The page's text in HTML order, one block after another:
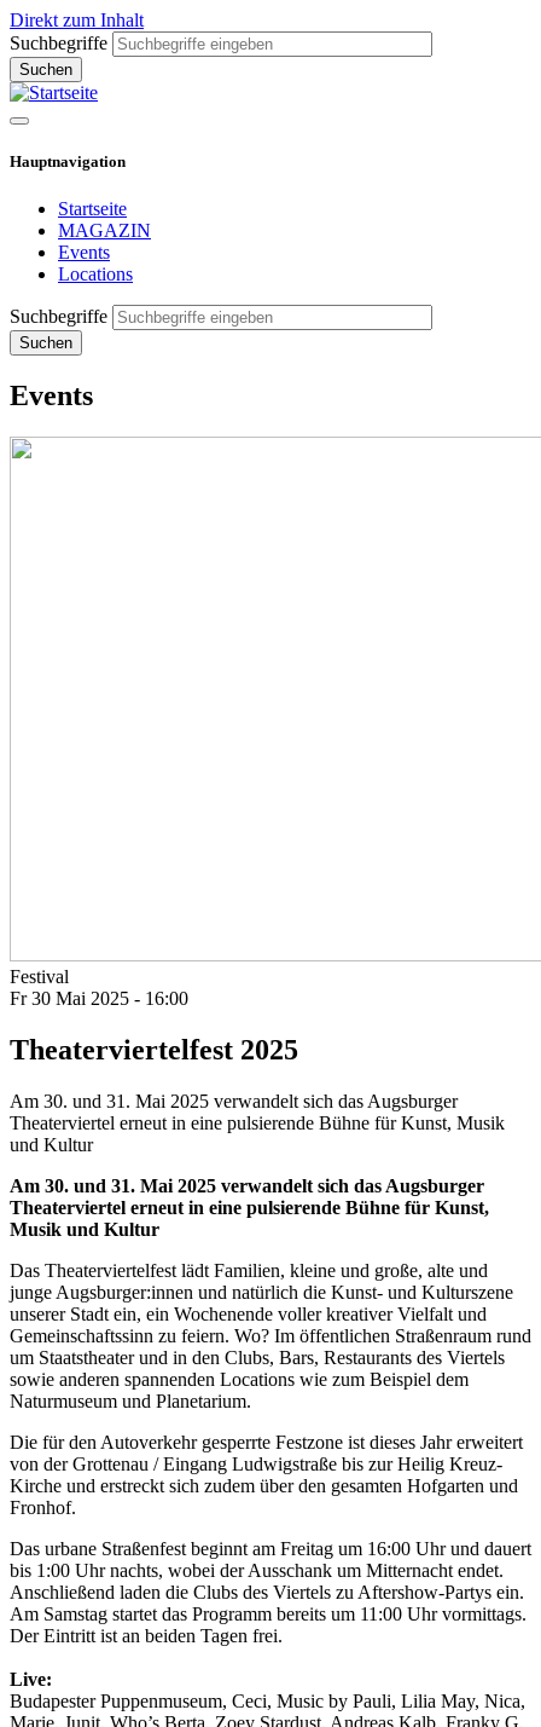
Direkt zum Inhalt
Suchbegriffe
Hauptnavigation
Startseite
MAGAZIN
Events
Locations
Suchbegriffe
Events
Festival
Fr 30 Mai 2025 - 16:00
Theaterviertelfest 2025
Am 30. und 31. Mai 2025 verwandelt sich das Augsburger
Theaterviertel erneut in eine pulsierende Bühne für Kunst, Musik
und Kultur
Am 30. und 31. Mai 2025 verwandelt sich das Augsburger
Theaterviertel erneut in eine pulsierende Bühne für Kunst,
Musik und Kultur
Das Theaterviertelfest lädt Familien, kleine und große, alte und
junge Augsburger:innen und natürlich die Kunst- und Kulturszene
unserer Stadt ein, ein Wochenende voller kreativer Vielfalt und
Gemeinschaftssinn zu feiern. Wo? Im öffentlichen Straßenraum rund
um Staatstheater und in den Clubs, Bars, Restaurants des Viertels
sowie anderen spannenden Locations wie zum Beispiel dem
Naturmuseum und Planetarium.
Die für den Autoverkehr gesperrte Festzone ist dieses Jahr erweitert
von der Grottenau / Eingang Ludwigstraße bis zur Heilig Kreuz-
Kirche und erstreckt sich zudem über den gesamten Hofgarten und
Fronhof.
Das urbane Straßenfest beginnt am Freitag um 16:00 Uhr und dauert
bis 1:00 Uhr nachts, wobei der Ausschank um Mitternacht endet.
Anschließend laden die Clubs des Viertels zu Aftershow-Partys ein.
Am Samstag startet das Programm bereits um 11:00 Uhr vormittags.
Der Eintritt ist an beiden Tagen frei.
Live:
Budapester Puppenmuseum, Ceci, Music by Pauli, Lilia May, Nica,
Marie, Junit, Who’s Berta, Zoey Stardust, Andreas Kalb, Franky G,